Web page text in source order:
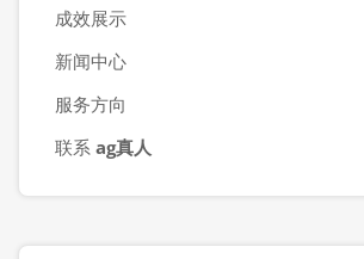
成效展示
新闻中心
服务方向
联系 ag真人